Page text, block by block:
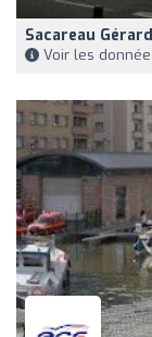
Sacareau Gérard
Voir les